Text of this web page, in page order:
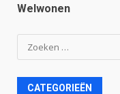
Welwonen
Zoeken
naar:
CATEGORIEËN